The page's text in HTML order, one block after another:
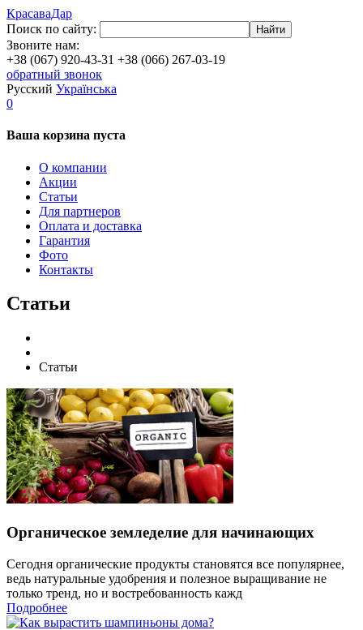
КрасаваДар
Поиск по сайту:
Найти
Звоните нам:
+38 (067) 920-43-31 +38 (066) 267-03-19
обратный звонок
Русский Українська
0
Ваша корзина пуста
О компании
Акции
Статьи
Для партнеров
Оплата и доставка
Гарантия
Фото
Контакты
Статьи
Статьи
Органическое земледелие для начинающих
Сегодня органические продукты становятся все популярнее,
ведь натуральные удобрения и полезное выращивание не
только тренд, но и востребованность кажд
Подробнее